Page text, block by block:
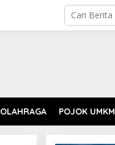
OLAHRAGA POJOK UMKM